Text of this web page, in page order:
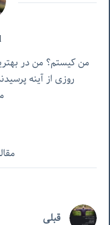
من کیستم؟ من در
روزی از آینه
قبلی